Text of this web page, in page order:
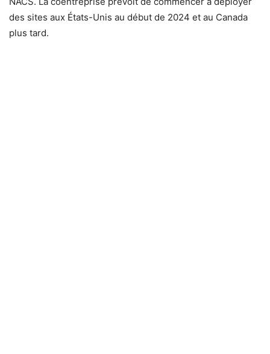
des sites aux États-Unis au début de 2024 et au Canada
plus tard.